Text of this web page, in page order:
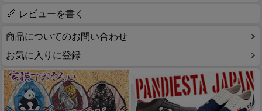
レビューを書く
商品についてのお問い合わせ
お気に入りに登録